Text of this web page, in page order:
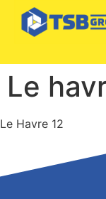
Le
Le Havre 12